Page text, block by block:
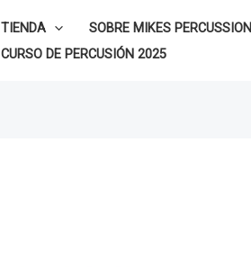
TIENDA SOBRE MIKES PERCUSSION
CURSO DE PERCUSIÓN 2025